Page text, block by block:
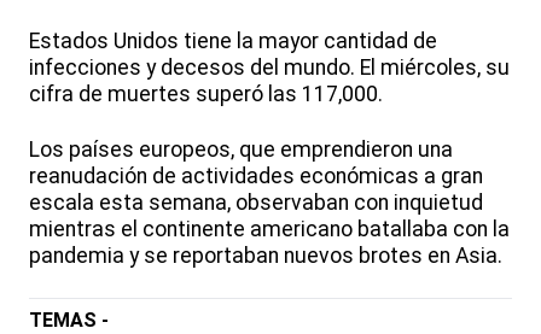
Estados Unidos tiene la mayor cantidad de
infecciones y decesos del mundo. El miércoles, su
cifra de muertes superó las 117,000.
Los países europeos, que emprendieron una
reanudación de actividades económicas a gran
escala esta semana, observaban con inquietud
mientras el continente americano batallaba con la
pandemia y se reportaban nuevos brotes en Asia.
TEMAS -